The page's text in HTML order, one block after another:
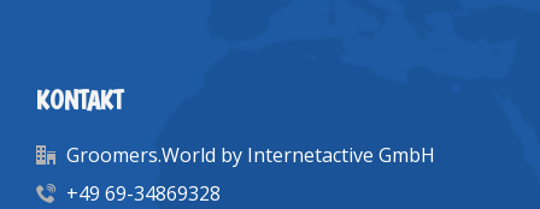
KONTAKT
Groomers.World by Internetactive GmbH
+49 69-34869328